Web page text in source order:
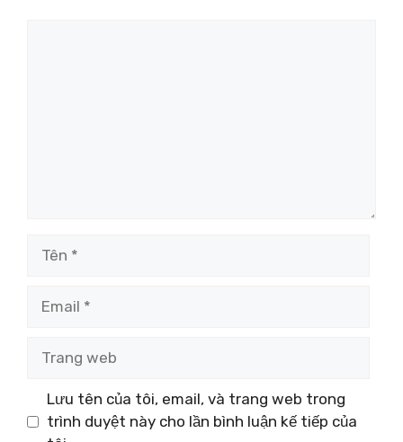
web
Lưu tên của tôi, email, và trang web trong
trình duyệt này cho lần bình luận kế tiếp của